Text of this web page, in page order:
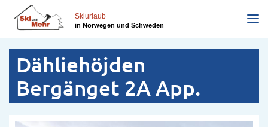
zum
Inhalt
Skiurlaub
in Norwegen und Schweden
Dähliehöjden
Bergänget 2A App.